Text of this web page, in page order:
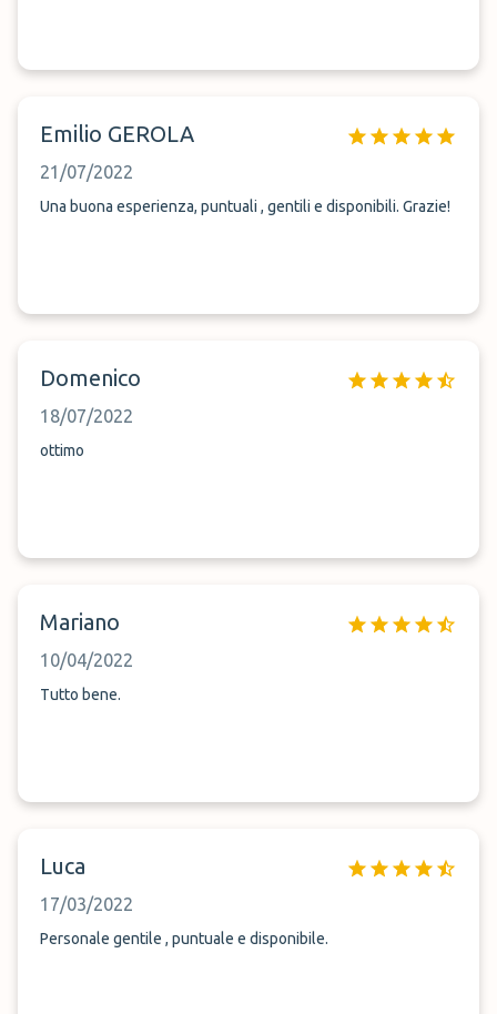
Emilio GEROLA
21/07/2022
Una buona esperienza, puntuali , gentili e disponibili. Grazie!
Domenico
18/07/2022
ottimo
Mariano
10/04/2022
Tutto bene.
Luca
17/03/2022
Personale gentile , puntuale e disponibile.